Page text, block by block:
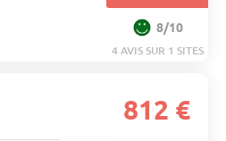
8/10
4 AVIS SUR 1 SITES
812 €